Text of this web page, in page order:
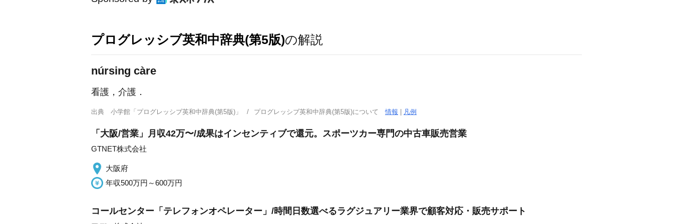
プログレッシブ英和中辞典(第5版)の解説
núrsing càre
看護，介護 ．
出典 小学館「プログレッシブ英和中辞典(第5版)」 プログレッシブ英和中辞典(第5版)について情報 | 凡例
「大阪/営業」月収42万〜/成果はインセンティブで還元。スポーツカー専門の中古車販売営業
GTNET株式会社
大阪府
年収500万円～600万円
コールセンター「テレフォンオペレーター」/時間日数選べるラグジュアリー業界で顧客対応・販売サポート